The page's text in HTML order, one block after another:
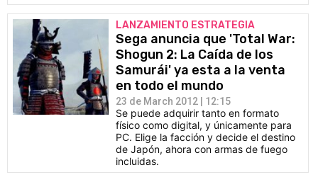
LANZAMIENTO ESTRATEGIA
Sega anuncia que 'Total War:
Shogun 2: La Caída de los
Samurái' ya esta a la venta
en todo el mundo
23 de March 2012 | 12:15
Se puede adquirir tanto en formato
físico como digital, y únicamente para
PC. Elige la facción y decide el destino
de Japón, ahora con armas de fuego
incluidas.